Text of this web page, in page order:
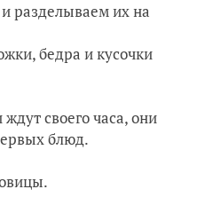
разделываем их на
бедра и кусочки
своего часа, они
блюд.